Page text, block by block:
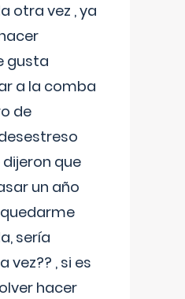
otra vez , ya
gusta
a la comba
de
que
un año
sería
vez?? , si es
hacer